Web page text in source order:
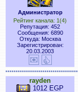
Администратор
Рейтинг канала: 1(4)
Репутация: 452
Сообщения: 6890
Откуда: Москва
Зарегистрирован:
20.03.2003
rayden
1012 EGP